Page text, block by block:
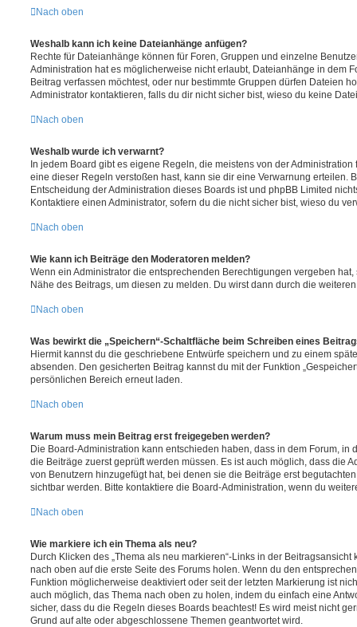
Nach oben
Weshalb kann ich keine Dateianhänge anfügen?
Rechte für Dateianhänge können für Foren, Gruppen und einzelne
Administration hat es möglicherweise nicht erlaubt, Dateianhänge in dem
Beitrag verfassen möchtest, oder nur bestimmte Gruppen dürfen Dateien
Administrator kontaktieren, falls du dir nicht sicher bist, wieso du keine
Nach oben
Weshalb wurde ich verwarnt?
In jedem Board gibt es eigene Regeln, die meistens von der
eine dieser Regeln verstoßen hast, kann sie dir eine Verwarnung erteilen.
Entscheidung der Administration dieses Boards ist und phpBB Limited
Kontaktiere einen Administrator, sofern du die nicht sicher bist, wieso du
Nach oben
Wie kann ich Beiträge den Moderatoren melden?
Wenn ein Administrator die entsprechenden Berechtigungen vergeben
Nähe des Beitrags, um diesen zu melden. Du wirst dann durch die
Nach oben
Was bewirkt die „Speichern“-Schaltfläche beim Schreiben eines
Hiermit kannst du die geschriebene Entwürfe speichern und zu einem
absenden. Den gesicherten Beitrag kannst du mit der Funktion
persönlichen Bereich erneut laden.
Nach oben
Warum muss mein Beitrag erst freigegeben werden?
Die Board-Administration kann entschieden haben, dass in dem Forum, in
die Beiträge zuerst geprüft werden müssen. Es ist auch möglich, dass die
von Benutzern hinzugefügt hat, bei denen sie die Beiträge erst
sichtbar werden. Bitte kontaktiere die Board-Administration, wenn du
Nach oben
Wie markiere ich ein Thema als neu?
Durch Klicken des „Thema als neu markieren“-Links in der
nach oben auf die erste Seite des Forums holen. Wenn du den
Funktion möglicherweise deaktiviert oder seit der letzten Markierung ist
auch möglich, das Thema nach oben zu holen, indem du einfach eine
sicher, dass du die Regeln dieses Boards beachtest! Es wird meist nicht
Grund auf alte oder abgeschlossene Themen geantwortet wird.